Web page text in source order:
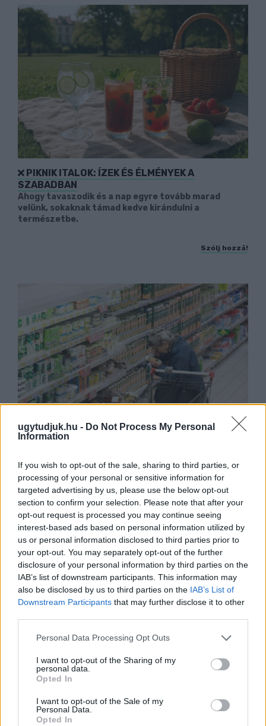
ugytudjuk.hu - Do Not Process My Personal
Information
If you wish to opt-out of the sale, sharing to third parties, or
processing of your personal or sensitive information for
targeted advertising by us, please use the below opt-out
section to confirm your selection. Please note that after your
opt-out request is processed you may continue seeing
interest-based ads based on personal information utilized by
us or personal information disclosed to third parties prior to
your opt-out. You may separately opt-out of the further
disclosure of your personal information by third parties on the
IAB’s list of downstream participants. This information may
also be disclosed by us to third parties on the IAB’s List of
Downstream Participants that may further disclose it to other
Please note that this website/app uses one or more Google
not limited to your visit or usage behaviour. You may click to
grant or deny consent to Google and its third-party tags to
use your data for below specified purposes in below Google
consent section.
Personal Data Processing Opt Outs
I want to opt-out of the Sharing of my
personal data.
Opted In
I want to opt-out of the Sale of my
Personal Data.
Opted In
PIKNIK ITALOK: ÍZEK ÉS ÉLMÉNYEK A
SZABADBAN
Ahogy tavaszodik és a nap egyre tovább marad
velünk, sokaknak támad kedve kirándulni a
természetbe.
Szólj hozzá!
Júliusban mindössze 1,2 százalékkal emelkedtek
éves összevetésben a fogyasztói árak, miközben az
élelmiszerek ára már csökkent.
Szólj hozzá!
A BAROKK ÖSSZES ÁRNYALATA ÉS MÉG EGY